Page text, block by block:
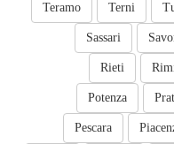
Terni
Teramo
Sassari
Rieti
Potenza
Pescara